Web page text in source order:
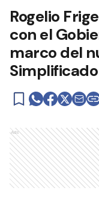
Rogelio
con el
marco del
Ads